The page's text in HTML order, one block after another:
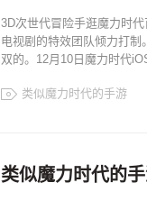
3D次世代冒险手逛魔力时
电视剧的特效团队倾力打
双的。12月10日魔力时代
类似魔力时代的手游
类似魔力时代的